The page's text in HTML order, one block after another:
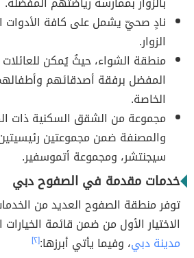
نادٍ صحيّ يشمل على كافة الأدوات
الزوار.
منطقة الشواء، حيثُ يُمكن
المفضل برفقة أصدقائهم
الخاصة.
مجموعة من الشقق السكنية ذات
والمصنفة ضمن مجموعتين
سيجنتشر، ومجموعة أتموسفير.
خدمات مقدمة في الصفوح دبي
توفر منطقة الصفوح العديد من
الاختيار الأول من ضمن قائمة الخيارات
مدينة دبي، وفيما يأتي أبرزها:[٢]